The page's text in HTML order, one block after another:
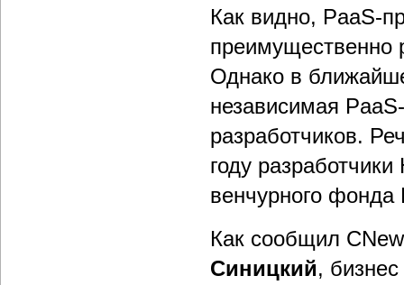
Как видно, PaaS-
преимущественно
Однако в
независимая
разработчиков.
году
венчурного фонда
Как сообщил
Синицкий,